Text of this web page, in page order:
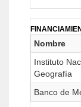
Nombre
Instituto
Geografía
Banco de